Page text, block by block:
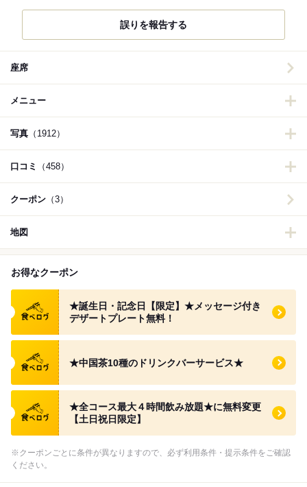
誤りを報告する
座席
メニュー
写真 （1912）
口コミ （458）
クーポン （3）
地図
お得なクーポン
食べログ クーポン
★誕生日・記念日【限定】★メッセージ付き
デザートプレート無料！
食べログ クーポン
★中国茶10種のドリンクバーサービス★
食べログ クーポン
★全コース最大４時間飲み放題★に無料変更
【土日祝日限定】
※クーポンごとに条件が異なりますので、必ず利用条件・提示条件をご確認
ください。